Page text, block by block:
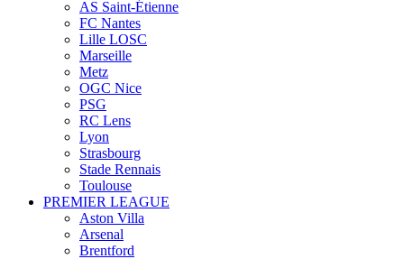
AS Saint-Étienne
FC Nantes
Lille LOSC
Marseille
Metz
OGC Nice
PSG
RC Lens
Lyon
Strasbourg
Stade Rennais
Toulouse
PREMIER LEAGUE
Aston Villa
Arsenal
Brentford